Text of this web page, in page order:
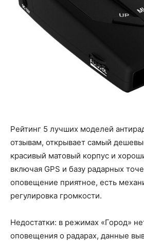
Рейтинг 5 лучших моделей
отзывам, открывает самый
красивый матовый корпус и
включая GPS и базу радарных
оповещение приятное, есть
регулировка громкости.
Недостатки: в режимах «Город»
оповещения о радарах, данные